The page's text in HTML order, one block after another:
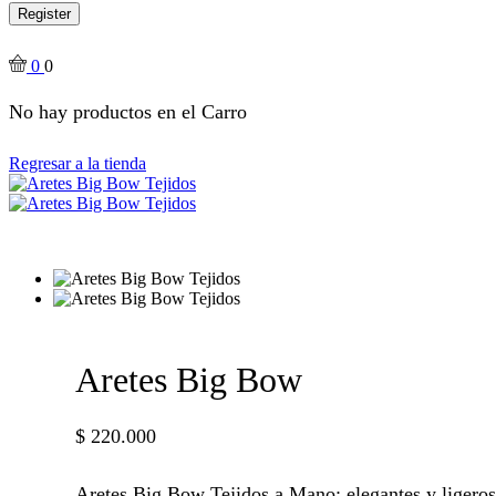
Register
0 0
No hay productos en el Carro
Regresar a la tienda
Aretes Big Bow
$ 220.000